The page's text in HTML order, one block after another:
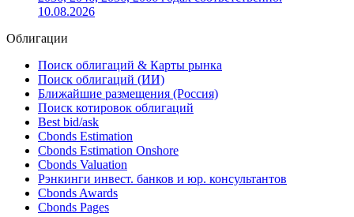
10.08.2026
Облигации
Поиск облигаций & Карты рынка
Поиск облигаций (ИИ)
Ближайшие размещения (Россия)
Поиск котировок облигаций
Best bid/ask
Cbonds Estimation
Cbonds Estimation Onshore
Cbonds Valuation
Рэнкинги инвест. банков и юр. консультантов
Cbonds Awards
Cbonds Pages